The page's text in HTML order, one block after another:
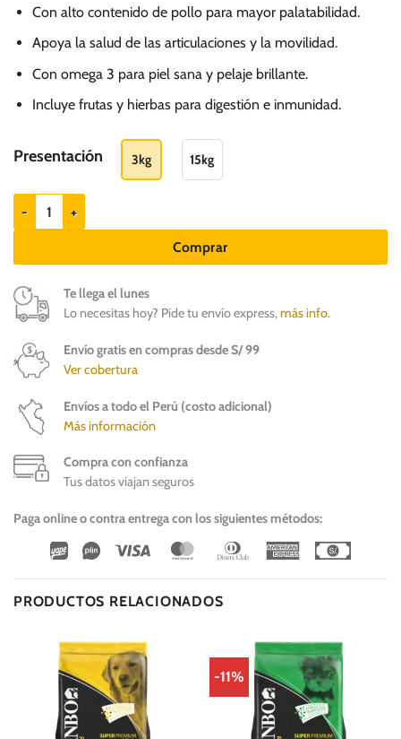
S/.
64.00
hasta
S/.
227.00
Con alto contenido de pollo para mayor palatabilidad.
Apoya la salud de las articulaciones y la movilidad.
Con omega 3 para piel sana y pelaje brillante.
Incluye frutas y hierbas para digestión e inmunidad.
Presentación 3kg 15kg
Brit Premium Adult Large - Razas grandes cantidad
Comprar
Te llega el lunes
Lo necesitas hoy? Pide tu envío express,más info.
Envío gratis en compras desde S/ 99
Ver cobertura
Envíos a todo el Perú (costo adicional)
Más información
Compra con confianza
Tus datos viajan seguros
Paga online o contra entrega con los siguientes métodos:
Wirecard
Vipps Visa MasterCardDinners
American
PRODUCTOS RELACIONADOS
-11%